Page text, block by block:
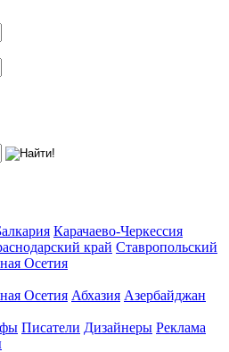
Карачаево-Черкессия
край Ставропольский
Осетия
Осетия Абхазия Азербайджан
Писатели Дизайнеры Реклама